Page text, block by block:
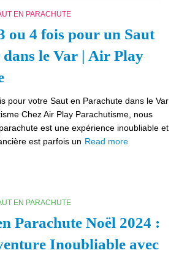
EN PARACHUTE
ou 4 fois pour un Saut
dans le Var | Air Play
pour votre Saut en Parachute dans le Var
Chez Air Play Parachutisme, nous
est une expérience inoubliable et
est parfois un Read more
EN PARACHUTE
Parachute Noël 2024 :
Inoubliable avec